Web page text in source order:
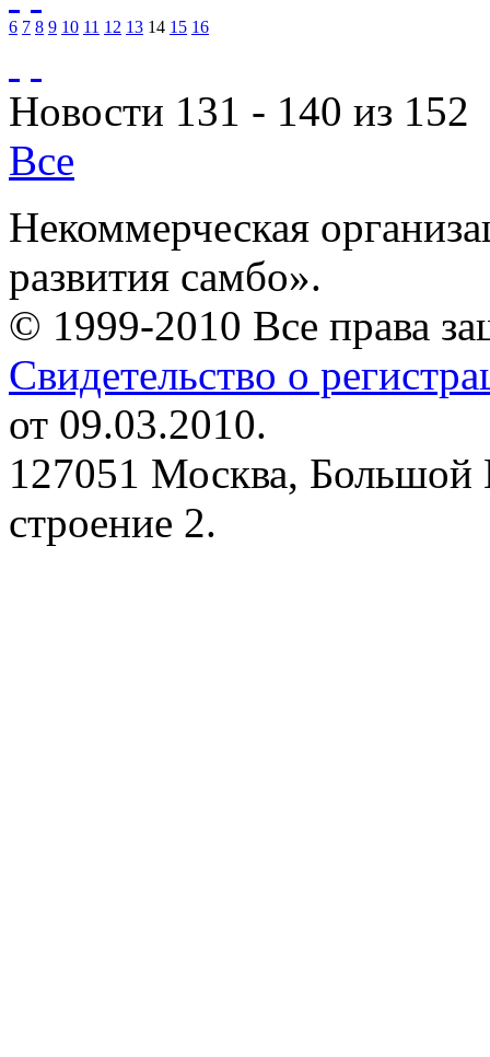
6 7 8 9 10 11 12 13 14 15 16
Новости 131 - 140 из 152
Все
Некоммерческая
развития самбо».
© 1999-2010 Все права
Свидетельство о
от 09.03.2010.
127051 Москва, Большой
строение 2.